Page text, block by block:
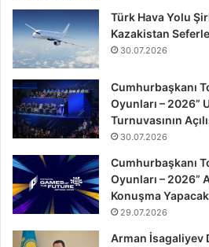
Türk Hava Yolu
Kazakistan
30.07.2026
Cumhurbaşkanı
Oyunları – 2026”
Turnuvasının
30.07.2026
Cumhurbaşkanı
Oyunları – 2026”
Konuşma Yapacak
29.07.2026
Arman İsagaliyev